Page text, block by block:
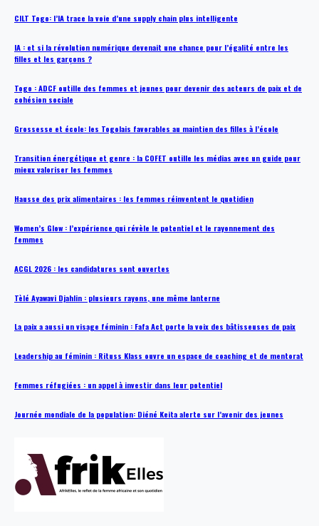
CILT Togo: l’IA trace la voie d’une supply chain plus intelligente
IA : et si la révolution numérique devenait une chance pour l’égalité entre les
filles et les garçons ?
Togo : ADCF outille des femmes et jeunes pour devenir des acteurs de paix et de
cohésion sociale
Grossesse et école: les Togolais favorables au maintien des filles à l’école
Transition énergétique et genre : la COFET outille les médias avec un guide pour
mieux valoriser les femmes
Hausse des prix alimentaires : les femmes réinventent le quotidien
Women’s Glow : l’expérience qui révèle le potentiel et le rayonnement des
femmes
ACGL 2026 : les candidatures sont ouvertes
Tèlé Ayawavi Djahlin : plusieurs rayons, une même lanterne
La paix a aussi un visage féminin : Fafa Act porte la voix des bâtisseuses de paix
Leadership au féminin : Rituss Klass ouvre un espace de coaching et de mentorat
Femmes réfugiées : un appel à investir dans leur potentiel
Journée mondiale de la population: Diéné Keita alerte sur l’avenir des jeunes